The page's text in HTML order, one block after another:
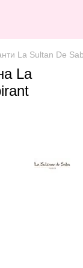
La Sultan De
La